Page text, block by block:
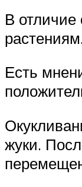
В отличие
Есть
жуки.